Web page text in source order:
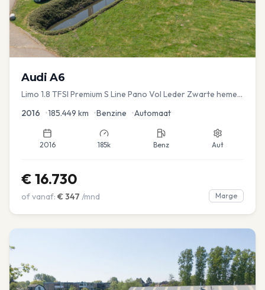
Audi A6
Limo 1.8 TFSI Premium S Line Pano Vol Leder Zwarte hemel
2016 •185.449 km •Benzine •Automaat
2016 185k Benz Aut
€ 16.730
of vanaf: € 347 /mnd Marge